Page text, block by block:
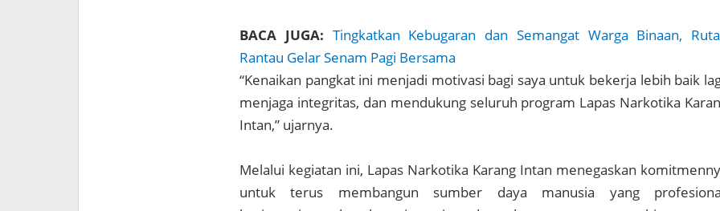
BACA JUGA: Tingkatkan Kebugaran dan Semangat Warga Binaan,
Rantau Gelar Senam Pagi Bersama
“Kenaikan pangkat ini menjadi motivasi bagi saya untuk bekerja lebih baik
menjaga integritas, dan mendukung seluruh program Lapas Narkotika
Intan,” ujarnya.
Melalui kegiatan ini, Lapas Narkotika Karang Intan menegaskan
untuk terus membangun sumber daya manusia yang